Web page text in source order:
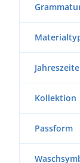
Kollektion
Passform